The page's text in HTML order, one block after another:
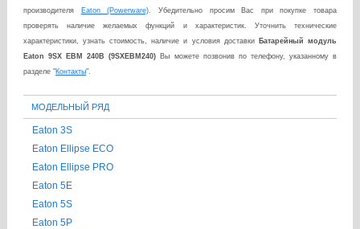
производителя
Eaton (Powerware). Убедительно просим Вас при покупке товара
проверять наличие желаемых функций и характеристик. Уточнить технические
характеристики, узнать стоимость, наличие и условия доставки
Батарейный модуль
Eaton 9SX EBM 240В (9SXEBM240) Вы можете позвонив по телефону, указанному в
разделе "Контакты".
МОДЕЛЬНЫЙ РЯД
Eaton 3S
Eaton Ellipse ECO
Eaton Ellipse PRO
Eaton 5E
Eaton 5S
Eaton 5P